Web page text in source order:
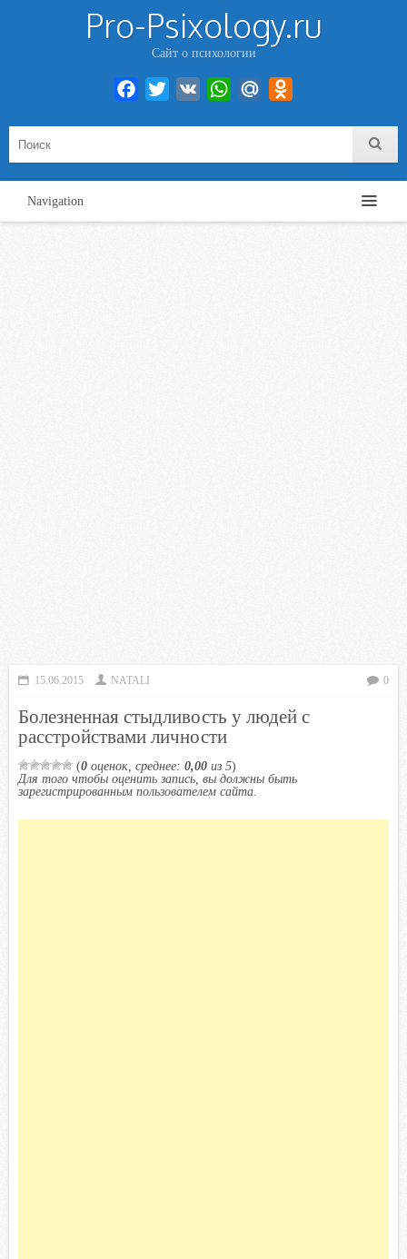
Pro-Psixology.ru
Сайт о психологии
Facebook
Twitter VK WhatsAppMail.Ru
Navigation
15.06.2015 NATALI 0
Болезненная стыдливость у людей с
расстройствами личности
(0 оценок, среднее: 0,00 из 5)
Для того чтобы оценить запись, вы должны быть
зарегистрированным пользователем сайта.